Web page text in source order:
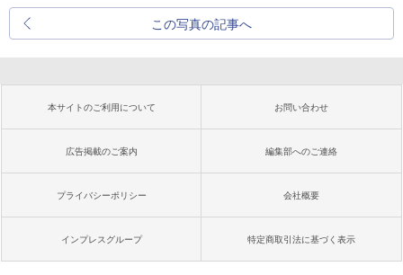
この写真の記事へ
本サイトのご利用について お問い合わせ
広告掲載のご案内 編集部へのご連絡
プライバシーポリシー 会社概要
インプレスグループ 特定商取引法に基づく表示